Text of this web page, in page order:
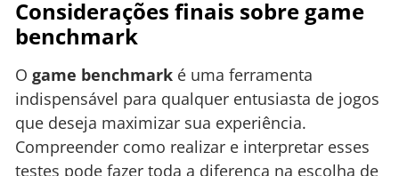
Considerações finais sobre game
benchmark
O game benchmark é uma ferramenta
indispensável para qualquer entusiasta de jogos
que deseja maximizar sua experiência.
Compreender como realizar e interpretar esses
testes pode fazer toda a diferença na escolha de